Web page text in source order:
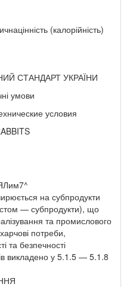
(калорійність)
СТАНДАРТ УКРАЇНИ
умови
условия
на субпродукти
— субпродукти), що
та промислового
потреби,
та безпечності
викладено у 5.1.5 — 5.1.8